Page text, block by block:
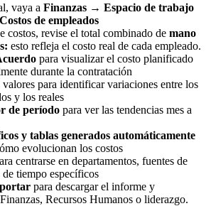
, vaya a Finanzas → Espacio de trabajo
Costos de empleados
costos, revise el total combinado de mano
: esto refleja el costo real de cada empleado.
para visualizar el costo planificado
durante la contratación
valores para identificar variaciones entre los
y los reales
de período para ver las tendencias mes a
y tablas generados automáticamente
ómo evolucionan los costos
centrarse en departamentos, fuentes de
de tiempo específicos
para descargar el informe y
Finanzas, Recursos Humanos o liderazgo.